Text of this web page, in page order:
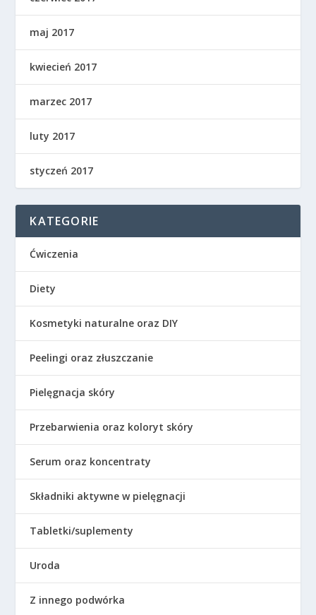
maj 2017
kwiecień 2017
marzec 2017
luty 2017
styczeń 2017
KATEGORIE
Ćwiczenia
Diety
Kosmetyki naturalne oraz DIY
Peelingi oraz złuszczanie
Pielęgnacja skóry
Przebarwienia oraz koloryt skóry
Serum oraz koncentraty
Składniki aktywne w pielęgnacji
Tabletki/suplementy
Uroda
Z innego podwórka